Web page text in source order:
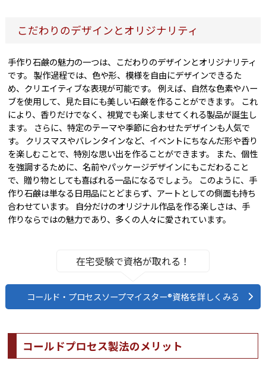
こだわりのデザインとオリジナリティ
手作り石鹸の魅力の一つは、こだわりのデザインとオリジナリティ
です。 製作過程では、色や形、模様を自由にデザインできるた
め、クリエイティブな表現が可能です。 例えば、自然な色素やハー
ブを使用して、見た目にも美しい石鹸を作ることができます。 これ
により、香りだけでなく、視覚でも楽しませてくれる製品が誕生し
ます。 さらに、特定のテーマや季節に合わせたデザインも人気で
す。 クリスマスやバレンタインなど、イベントにちなんだ形や香り
を楽しむことで、特別な思い出を作ることができます。 また、個性
を強調するために、名前やパッケージデザインにもこだわること
で、贈り物としても喜ばれる一品になるでしょう。 このように、手
作り石鹸は単なる日用品にとどまらず、アートとしての側面も持ち
合わせています。 自分だけのオリジナル作品を作る楽しさは、手
作りならではの魅力であり、多くの人々に愛されています。
在宅受験で資格が取れる！
コールド・プロセスソープマイスター®資格を詳しくみる
コールドプロセス製法のメリット